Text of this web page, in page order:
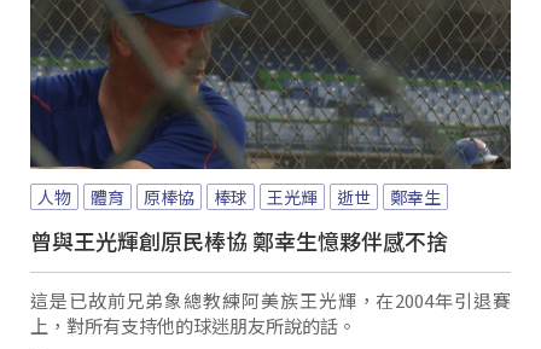
人物 體育 原棒協 棒球 王光輝 逝世 鄭幸生
曾與王光輝創原民棒協 鄭幸生憶夥伴感不捨
這是已故前兄弟象總教練阿美族王光輝，在2004年引退賽
上，對所有支持他的球迷朋友所說的話。